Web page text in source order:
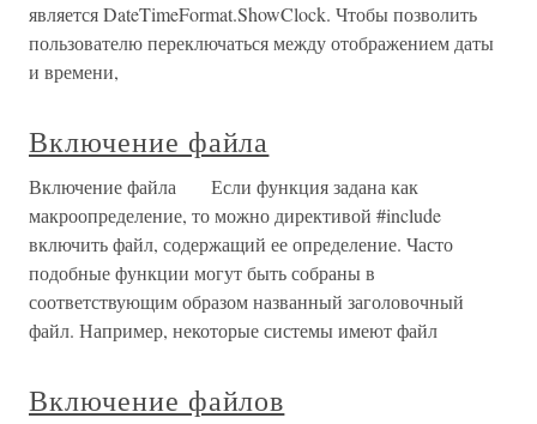
является DateTimeFormat.ShowClock. Чтобы позволить
пользователю переключаться между отображением даты
и времени,
Включение файла
Включение файла Если функция задана как
макроопределение, то можно директивой #include
включить файл, содержащий ее определение. Часто
подобные функции могут быть собраны в
соответствующим образом названный заголовочный
файл. Например, некоторые системы имеют файл
Включение файлов